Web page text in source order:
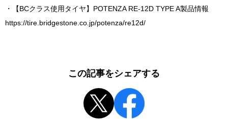
・【BCクラス使用タイヤ】POTENZA RE-12D TYPE A製品情報
https://tire.bridgestone.co.jp/potenza/re12d/
この記事をシェアする